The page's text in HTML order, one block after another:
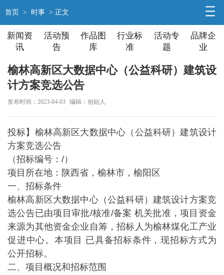
首页 > 时事 > 正文
新闻资
讯
活动预
告
作品图
库
行业标
准
活动专
题
品牌企
业
榆林高新区大数据中心（公益科研）建筑设
计方案竞选公告
发布时间：2023-04-03 编辑：创始人
投标】榆林高新区大数据中心（公益科研）建筑设计
方案竞选公告
（招标编号：/）
项目所在地：陕西省，榆林市，榆阳区
一、招标条件
榆林高新区大数据中心（公益科研）建筑设计方案竞
选公告已由项目审批/核准/备案 机关批准，项目资金
来源为其他资金企业自筹，招标人为榆林煤化工产业
促进中心。本项目 已具备招标条件，现招标方式为
公开招标。
二、项目概况和招标范围